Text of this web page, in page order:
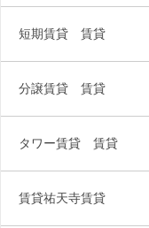
短期賃貸 賃貸
分譲賃貸 賃貸
タワー賃貸 賃貸
賃貸祐天寺賃貸